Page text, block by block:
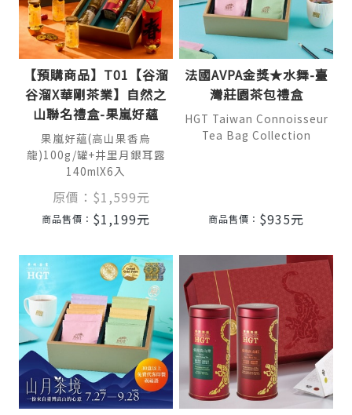
【預購商品】T01【谷溜
谷溜X華剛茶業】自然之
山聯名禮盒-果嵐好蘊
果嵐好蘊(高山果香烏
龍)100g/罐+井里月銀耳露
140mlX6入
原價： $1,599元
商品售價： $1,199元
法國AVPA金獎★水舞-臺
灣莊園茶包禮盒
HGT Taiwan Connoisseur
Tea Bag Collection
商品售價： $935元